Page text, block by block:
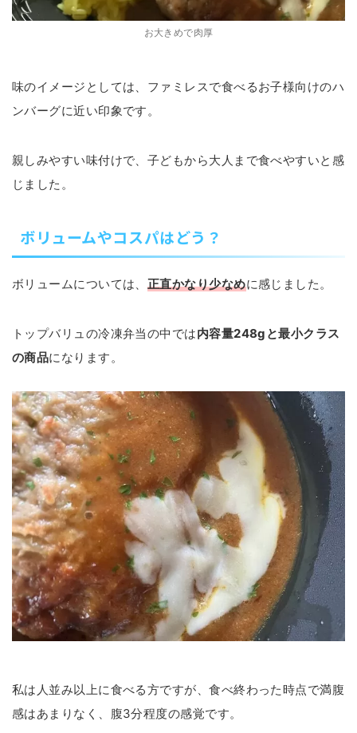
お大きめで肉厚
味のイメージとしては、ファミレスで食べるお子様向けのハ
ンバーグに近い印象です。
親しみやすい味付けで、子どもから大人まで食べやすいと感
じました。
ボリュームやコスパはどう？
ボリュームについては、 正直かなり少なめに感じました。
トップバリュの冷凍弁当の中では内容量248gと最小クラス
の商品になります。
私は人並み以上に食べる方ですが、食べ終わった時点で満腹
感はあまりなく、腹3分程度の感覚です。